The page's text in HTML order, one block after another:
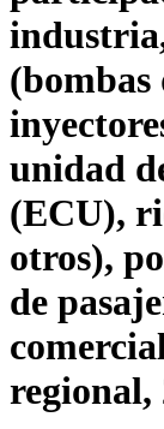
(bombas
unidad
(ECU),
otros),
de
regional,